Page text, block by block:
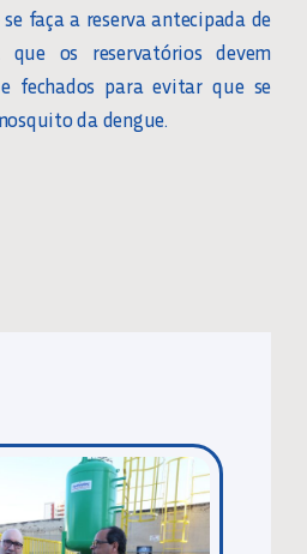
faça a reserva antecipada de
que os reservatórios devem
fechados para evitar que se
da dengue.